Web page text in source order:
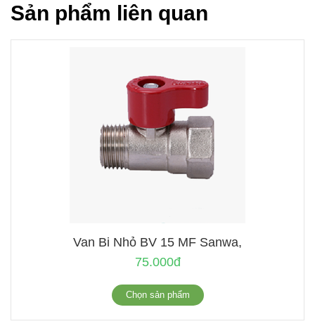
Sản phẩm liên quan
Van Bi Nhỏ BV 15 MF Sanwa,
75.000đ
Chọn sản phẩm